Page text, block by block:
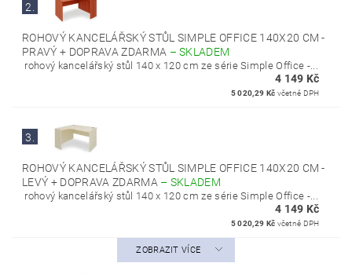
2.
ROHOVÝ KANCELÁŘSKÝ STŮL SIMPLE OFFICE 140X20 CM -
PRAVÝ + DOPRAVA ZDARMA –SKLADEM
rohový kancelářský stůl 140 x 120 cm ze série Simple Office -...
4 149 Kč
5 020,29 Kč včetně DPH
3.
ROHOVÝ KANCELÁŘSKÝ STŮL SIMPLE OFFICE 140X20 CM -
LEVÝ + DOPRAVA ZDARMA – SKLADEM
rohový kancelářský stůl 140 x 120 cm ze série Simple Office -...
4 149 Kč
5 020,29 Kč včetně DPH
ZOBRAZIT VÍCE